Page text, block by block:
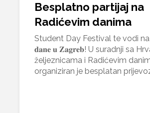
Besplatno partijaj na
Radićevim danima
Student Day Festival te vodi na
𝐝𝐚𝐧𝐞 𝐮 𝐙𝐚𝐠𝐫𝐞𝐛! U suradnji sa
željeznicama i Radićevim
organiziran je besplatan